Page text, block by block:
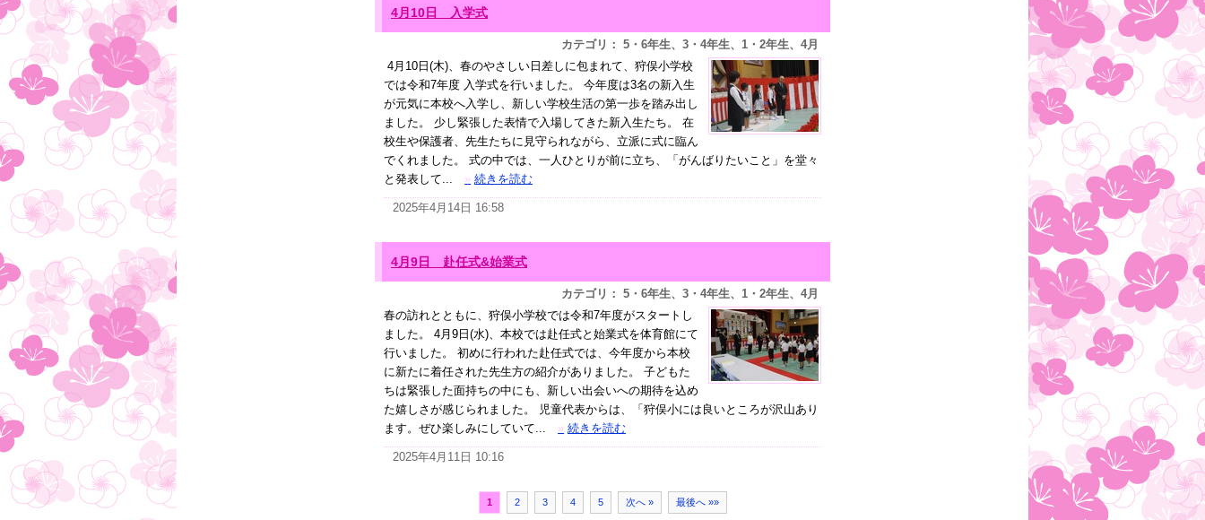
4月10日 入学式
カテゴリ： 5・6年生、3・4年生、1・2年生、4月
4月10日(木)、春のやさしい日差しに包まれて、狩俣小学校
では令和7年度 入学式を行いました。 今年度は3名の新入生
が元気に本校へ入学し、新しい学校生活の第一歩を踏み出し
ました。 少し緊張した表情で入場してきた新入生たち。 在
校生や保護者、先生たちに見守られながら、立派に式に臨ん
でくれました。 式の中では、一人ひとりが前に立ち、「がんばりたいこと」を堂々
と発表して...
» 続きを読む
2025年4月14日 16:58
4月9日 赴任式&始業式
カテゴリ： 5・6年生、3・4年生、1・2年生、4月
春の訪れとともに、狩俣小学校では令和7年度がスタートし
ました。 4月9日(水)、本校では赴任式と始業式を体育館にて
行いました。 初めに行われた赴任式では、今年度から本校
に新たに着任された先生方の紹介がありました。 子どもた
ちは緊張した面持ちの中にも、新しい出会いへの期待を込め
た嬉しさが感じられました。 児童代表からは、「狩俣小には良いところが沢山あり
ます。ぜひ楽しみにしていて...
» 続きを読む
2025年4月11日 10:16
1 2 3 4 5 次へ » 最後へ »»